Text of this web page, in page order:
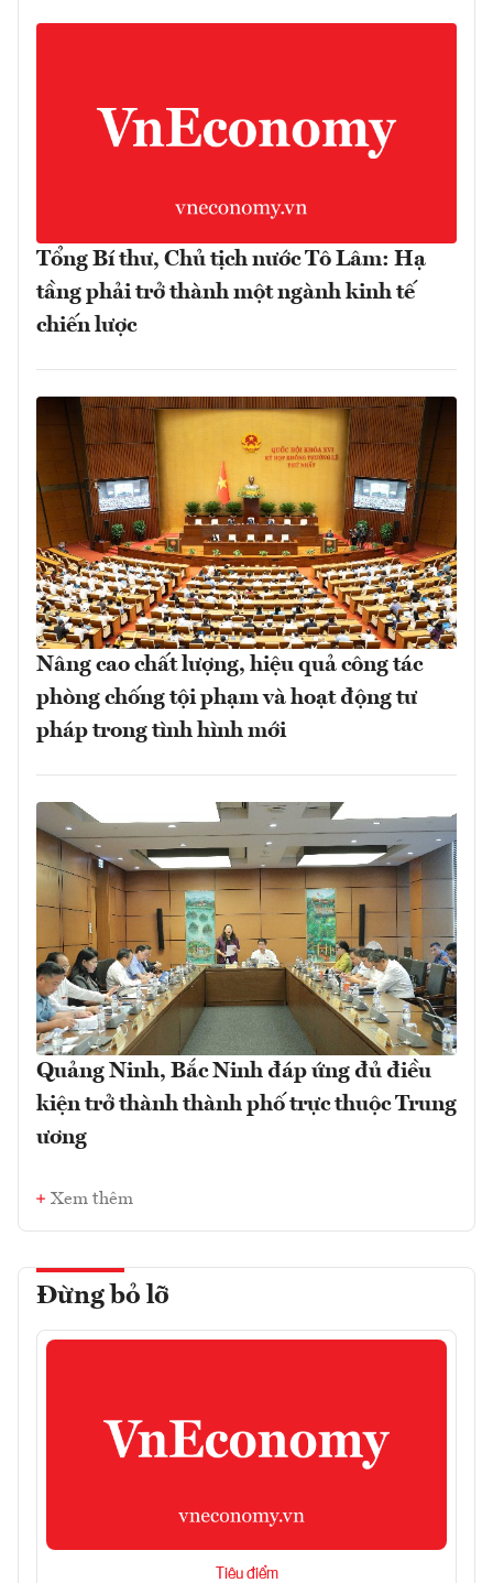
Tổng Bí thư, Chủ tịch nước Tô Lâm: Hạ
tầng phải trở thành một ngành kinh tế
chiến lược
Nâng cao chất lượng, hiệu quả công tác
phòng chống tội phạm và hoạt động tư
pháp trong tình hình mới
Quảng Ninh, Bắc Ninh đáp ứng đủ điều
kiện trở thành thành phố trực thuộc Trung
ương
Xem thêm
Đừng bỏ lỡ
Tiêu điểm